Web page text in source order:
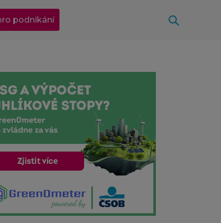
podnikání